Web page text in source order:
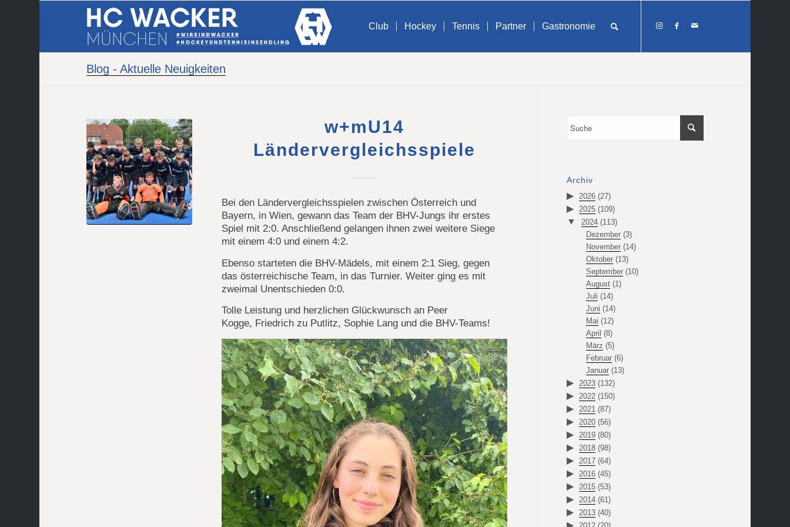
Club Hockey Tennis Partner Gastronomie
Blog - Aktuelle Neuigkeiten
w+mU14
Ländervergleichsspiele
Bei den Ländervergleichsspielen zwischen Österreich und
Bayern, in Wien, gewann das Team der BHV-Jungs ihr erstes
Spiel mit 2:0. Anschließend gelangen ihnen zwei weitere Siege
mit einem 4:0 und einem 4:2.
Ebenso starteten die BHV-Mädels, mit einem 2:1 Sieg, gegen
das österreichische Team, in das Turnier. Weiter ging es mit
zweimal Unentschieden 0:0.
Tolle Leistung und herzlichen Glückwunsch an Peer
Kogge, Friedrich zu Putlitz, Sophie Lang und die BHV-Teams!
Archiv
2026 (27)
2025 (109)
2024 (113)
Dezember(3)
November(14)
Oktober(13)
September(10)
August(1)
Juli (14)
Juni (14)
Mai (12)
April (8)
März (5)
Februar(6)
Januar(13)
2023 (132)
2022 (150)
2021 (87)
2020 (56)
2019 (80)
2018 (98)
2017 (64)
2016 (45)
2015 (53)
2014 (61)
2013 (40)